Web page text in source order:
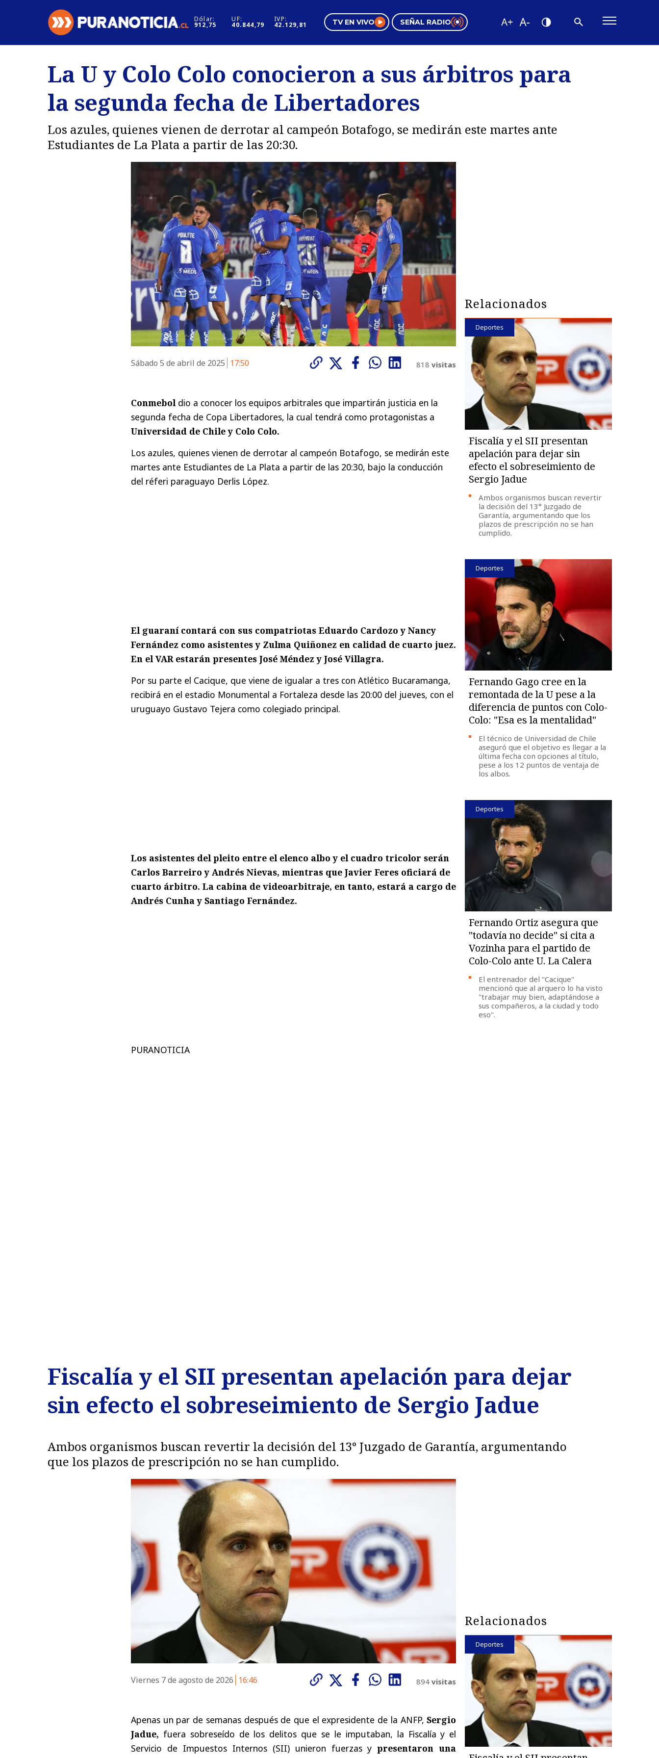
Dólar:
912,75
UF:
40.844,79
IVP:
42.129,81 TV EN VIVO SEÑAL RADIO
Regiones
Deportes
Internacional
Motores
Negocios
Pura Mujer
Tendencias
La U y Colo Colo conocieron a sus árbitros para
la segunda fecha de Libertadores
Los azules, quienes vienen de derrotar al campeón Botafogo, se medirán este martes ante
Estudiantes de La Plata a partir de las 20:30.
Sábado 5 de abril de 2025 17:50 818 visitas
Conmebol dio a conocer los equipos arbitrales que impartirán justicia en la
segunda fecha de Copa Libertadores, la cual tendrá como protagonistas a
Universidad de Chile y Colo Colo.
Los azules, quienes vienen de derrotar al campeón Botafogo, se medirán este
martes ante Estudiantes de La Plata a partir de las 20:30, bajo la conducción
del réferi paraguayo Derlis López.
El guaraní contará con sus compatriotas Eduardo Cardozo y Nancy
Fernández como asistentes y Zulma Quiñonez en calidad de cuarto juez.
En el VAR estarán presentes José Méndez y José Villagra.
Por su parte el Cacique, que viene de igualar a tres con Atlético Bucaramanga,
recibirá en el estadio Monumental a Fortaleza desde las 20:00 del jueves, con el
uruguayo Gustavo Tejera como colegiado principal.
Los asistentes del pleito entre el elenco albo y el cuadro tricolor serán
Carlos Barreiro y Andrés Nievas, mientras que Javier Feres oficiará de
cuarto árbitro. La cabina de videoarbitraje, en tanto, estará a cargo de
Andrés Cunha y Santiago Fernández.
PURANOTICIA
Relacionados
Deportes
Fiscalía y el SII presentan
apelación para dejar sin
efecto el sobreseimiento de
Sergio Jadue
Ambos organismos buscan revertir
la decisión del 13° Juzgado de
Garantía, argumentando que los
plazos de prescripción no se han
cumplido.
Deportes
Fernando Gago cree en la
remontada de la U pese a la
diferencia de puntos con Colo-
Colo: "Esa es la mentalidad"
El técnico de Universidad de Chile
aseguró que el objetivo es llegar a la
última fecha con opciones al título,
pese a los 12 puntos de ventaja de
los albos.
Deportes
Fernando Ortiz asegura que
"todavía no decide" si cita a
Vozinha para el partido de
Colo-Colo ante U. La Calera
El entrenador del "Cacique"
mencionó que al arquero lo ha visto
"trabajar muy bien, adaptándose a
sus compañeros, a la ciudad y todo
eso".
Fiscalía y el SII presentan apelación para dejar
sin efecto el sobreseimiento de Sergio Jadue
Ambos organismos buscan revertir la decisión del 13° Juzgado de Garantía, argumentando
que los plazos de prescripción no se han cumplido.
Viernes 7 de agosto de 2026 16:46 894 visitas
Apenas un par de semanas después de que el expresidente de la ANFP,Sergio
Jadue, fuera sobreseído de los delitos que se le imputaban, la Fiscalía y el
Servicio de Impuestos Internos (SII) unieron fuerzas ypresentaron una
Relacionados
Deportes